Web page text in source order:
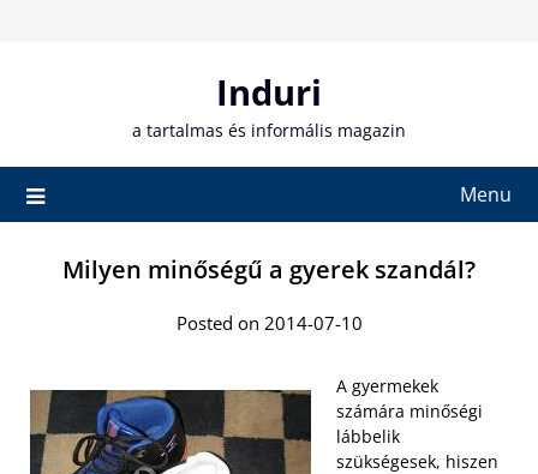
Induri
a tartalmas és informális magazin
Menu
Milyen minőségű a gyerek szandál?
Posted on 2014-07-10
A gyermekek
számára minőségi
lábbelik
szükségesek, hiszen